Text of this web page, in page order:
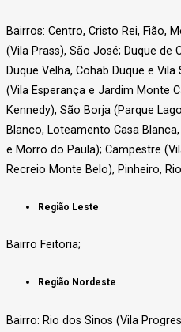
Bairros: Centro, Cristo Rei, Fião,
(Vila Prass), São José; Duque de
Duque Velha, Cohab Duque e
(Vila Esperança e Jardim Monte
Kennedy), São Borja (Parque
Blanco, Loteamento Casa
e Morro do Paula); Campestre
Recreio Monte Belo), Pinheiro,
Região Leste
Bairro Feitoria;
Região Nordeste
Bairro: Rio dos Sinos (Vila